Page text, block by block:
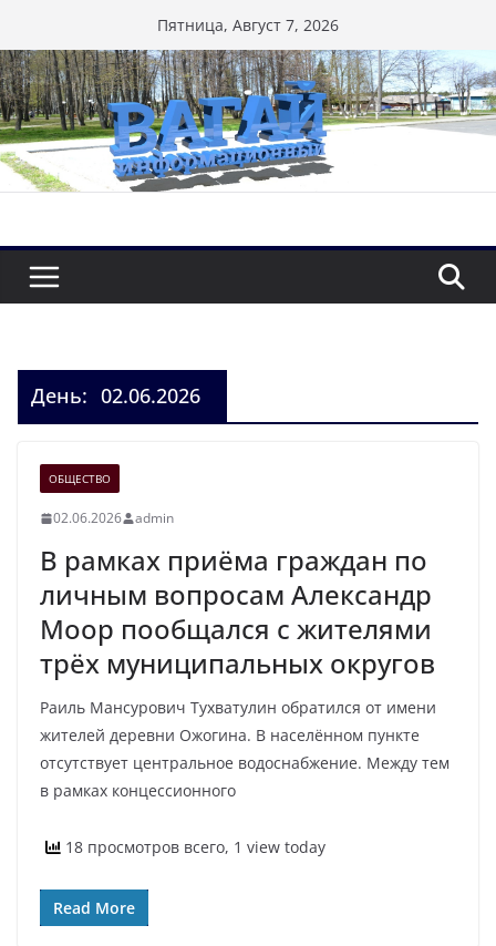
к
содержимому
Пятница, Август 7, 2026
День: 02.06.2026
ОБЩЕСТВО
02.06.2026 admin
В рамках приёма граждан по
личным вопросам Александр
Моор пообщался с жителями
трёх муниципальных округов
Раиль Мансурович Тухватулин обратился от имени
жителей деревни Ожогина. В населённом пункте
отсутствует центральное водоснабжение. Между тем
в рамках концессионного
18 просмотров всего, 1 view today
Read More